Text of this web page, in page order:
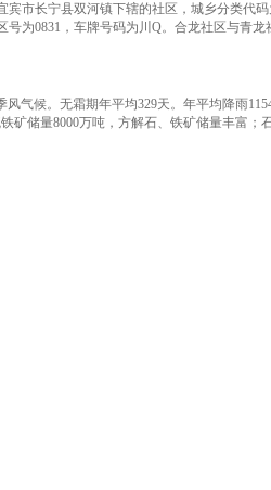
宾市长宁县双河镇下辖的社区，城乡分类代
号为0831，车牌号码为川Q。合龙社区与青
风气候。无霜期年平均329天。年平均降雨
矿储量8000万吨，方解石、铁矿储量丰富；